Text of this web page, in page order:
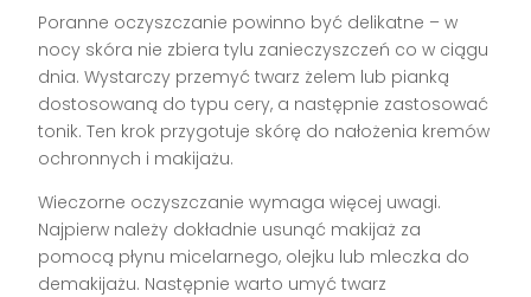
Poranne oczyszczanie powinno być delikatne – w
nocy skóra nie zbiera tylu zanieczyszczeń co w ciągu
dnia. Wystarczy przemyć twarz żelem lub pianką
dostosowaną do typu cery, a następnie zastosować
tonik. Ten krok przygotuje skórę do nałożenia kremów
ochronnych i makijażu.
Wieczorne oczyszczanie wymaga więcej uwagi.
Najpierw należy dokładnie usunąć makijaż za
pomocą płynu micelarnego, olejku lub mleczka do
demakijażu. Następnie warto umyć twarz